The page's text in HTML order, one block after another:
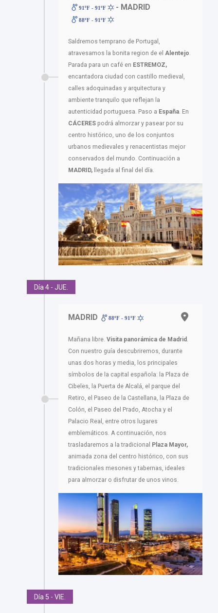
91ºF - 91ºF - MADRID
88ºF - 91ºF
Saldremos temprano de Portugal,
atravesamos la bonita region de el Alentejo
Parada para un café en ESTREMOZ,
encantadora ciudad con castillo medieval,
calles adoquinadas y arquitectura y
ambiente tranquilo que reflejan la
autenticidad portuguesa. Paso a España . En
CÁCERES podrá almorzar y pasear por su
centro histórico, uno de los conjuntos
urbanos medievales y renacentistas mejor
conservados del mundo. Continuación a
MADRID, llegada al final del día.
Día 4 - JUE.
MADRID 88ºF - 91ºF
Mañana libre. Visita panorámica de Madrid
Con nuestro guía descubriremos, durante
unas dos horas y media, los principales
símbolos de la capital española: la Plaza de
Cibeles, la Puerta de Alcalá, el parque del
Retiro, el Paseo de la Castellana, la Plaza de
Colón, el Paseo del Prado, Atocha y el
Palacio Real, entre otros lugares
emblemáticos. A continuación, nos
trasladaremos a la tradicional Plaza Mayor,
animada zona del centro histórico, con sus
tradicionales mesones y tabernas, ideales
para almorzar o disfrutar de unos vinos.
Día 5 - VIE.